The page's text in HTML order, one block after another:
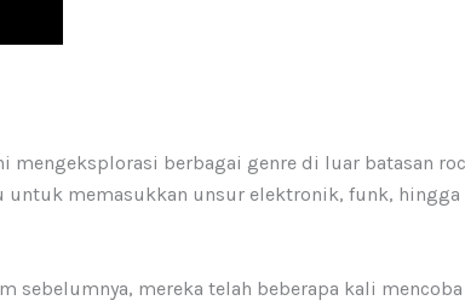
berbagai genre di luar batasan
memasukkan unsur elektronik, funk,
mereka telah beberapa kali